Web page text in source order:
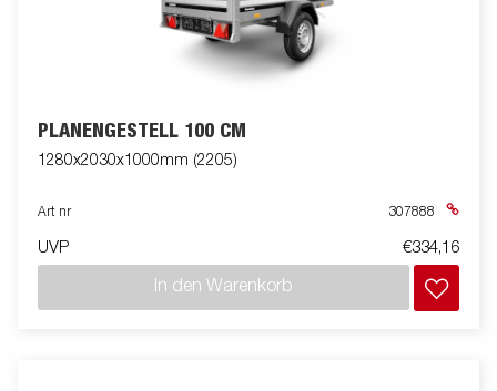
PLANENGESTELL 100 CM
1280x2030x1000mm (2205)
Art nr 307888
UVP €334,16
In den Warenkorb